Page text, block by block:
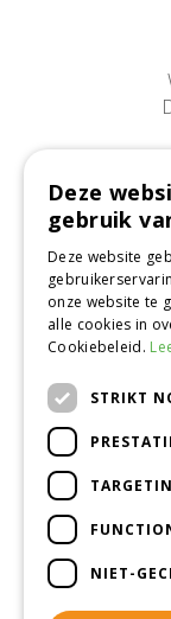
Deze
gebruik
Deze website
onze website te
alle cookies in
Cookiebeleid.
STRIKT
NIET-